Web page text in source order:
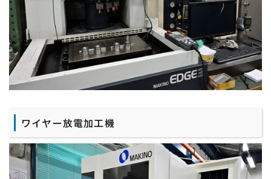
ワイヤー放電加工機